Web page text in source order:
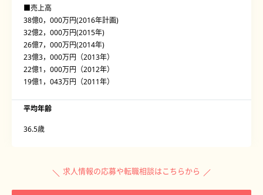
■売上高
38億0，000万円(2016年計画)
32億2，000万円(2015年)
26億7，000万円(2014年)
23億3，000万円（2013年）
22億1，000万円（2012年）
19億1，043万円（2011年）
平均年齢
36.5歳
求人情報の応募や転職相談はこちらから